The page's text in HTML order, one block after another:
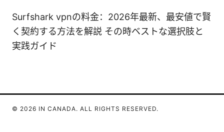
Surfshark vpnの料金：2026年最新、最安値で賢
く契約する方法を解説 その時ベストな選択肢と
実践ガイド
© 2026 IN CANADA. ALL RIGHTS RESERVED.